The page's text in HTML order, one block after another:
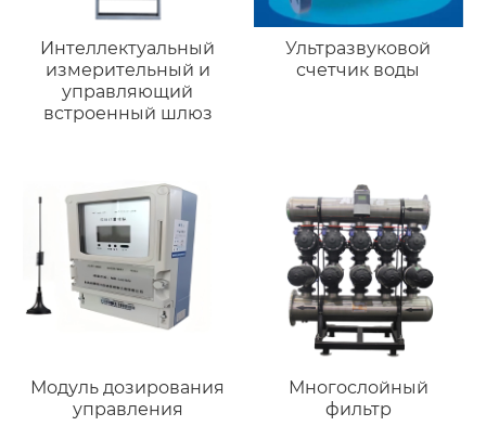
Интеллектуальный
измерительный и
управляющий
встроенный шлюз
Ультразвуковой
счетчик воды
Модуль дозирования
управления
Многослойный
фильтр